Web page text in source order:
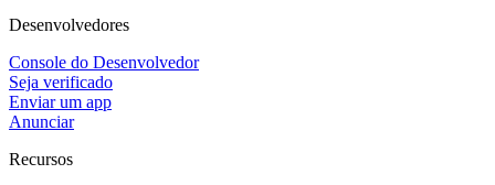
Desenvolvedores
Console do Desenvolvedor
Seja verificado
Enviar um app
Anunciar
Recursos